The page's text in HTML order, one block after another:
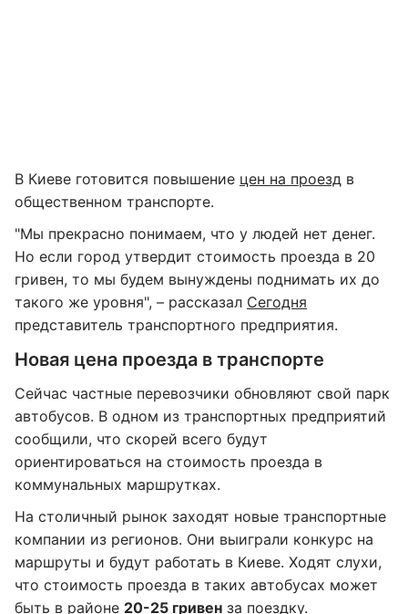
В Киеве готовится повышение цен на проезд в
общественном транспорте.
"Мы прекрасно понимаем, что у людей нет денег.
Но если город утвердит стоимость проезда в 20
гривен, то мы будем вынуждены поднимать их до
такого же уровня", – рассказал Сегодня
представитель транспортного предприятия.
Новая цена проезда в транспорте
Сейчас частные перевозчики обновляют свой парк
автобусов. В одном из транспортных предприятий
сообщили, что скорей всего будут
ориентироваться на стоимость проезда в
коммунальных маршрутках.
На столичный рынок заходят новые транспортные
компании из регионов. Они выиграли конкурс на
маршруты и будут работать в Киеве. Ходят слухи,
что стоимость проезда в таких автобусах может
быть в районе 20-25 гривен за поездку.